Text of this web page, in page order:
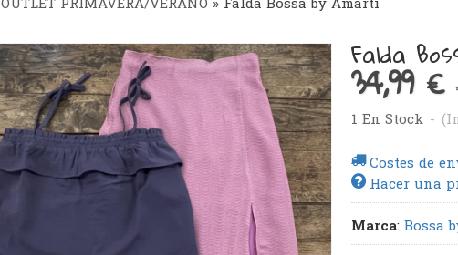
OUTLET PRIMAVERA/VERANO » Falda Bossa by Amarti
Falda
34,99 €
1 En Stock -
Costes de
Hacer una
Marca: Bossa